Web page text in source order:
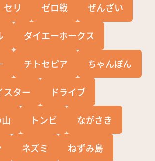
セリ ゼロ戦 ぜんざい
ダイエーホークス
チトセピア ちゃんぽん
スター ドライブ
トンビ ながさき
ネズミ ねずみ島